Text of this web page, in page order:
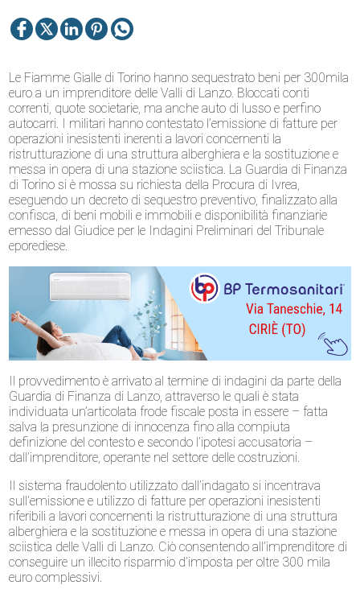
Le Fiamme Gialle di Torino hanno sequestrato beni per 300mila
euro a un imprenditore delle Valli di Lanzo. Bloccati conti
correnti, quote societarie, ma anche auto di lusso e perfino
autocarri. I militari hanno contestato l’emissione di fatture per
operazioni inesistenti inerenti a lavori concernenti la
ristrutturazione di una struttura alberghiera e la sostituzione e
messa in opera di una stazione sciistica. La Guardia di Finanza
di Torino si è mossa su richiesta della Procura di Ivrea,
eseguendo un decreto di sequestro preventivo, finalizzato alla
confisca, di beni mobili e immobili e disponibilità finanziarie
emesso dal Giudice per le Indagini Preliminari del Tribunale
eporediese.
Il provvedimento è arrivato al termine di indagini da parte della
Guardia di Finanza di Lanzo, attraverso le quali è stata
individuata un’articolata frode fiscale posta in essere – fatta
salva la presunzione di innocenza fino alla compiuta
definizione del contesto e secondo l’ipotesi accusatoria –
dall’imprenditore, operante nel settore delle costruzioni.
Il sistema fraudolento utilizzato dall’indagato si incentrava
sull’emissione e utilizzo di fatture per operazioni inesistenti
riferibili a lavori concernenti la ristrutturazione di una struttura
alberghiera e la sostituzione e messa in opera di una stazione
sciistica delle Valli di Lanzo. Ciò consentendo all’imprenditore di
conseguire un illecito risparmio d’imposta per oltre 300 mila
euro complessivi.